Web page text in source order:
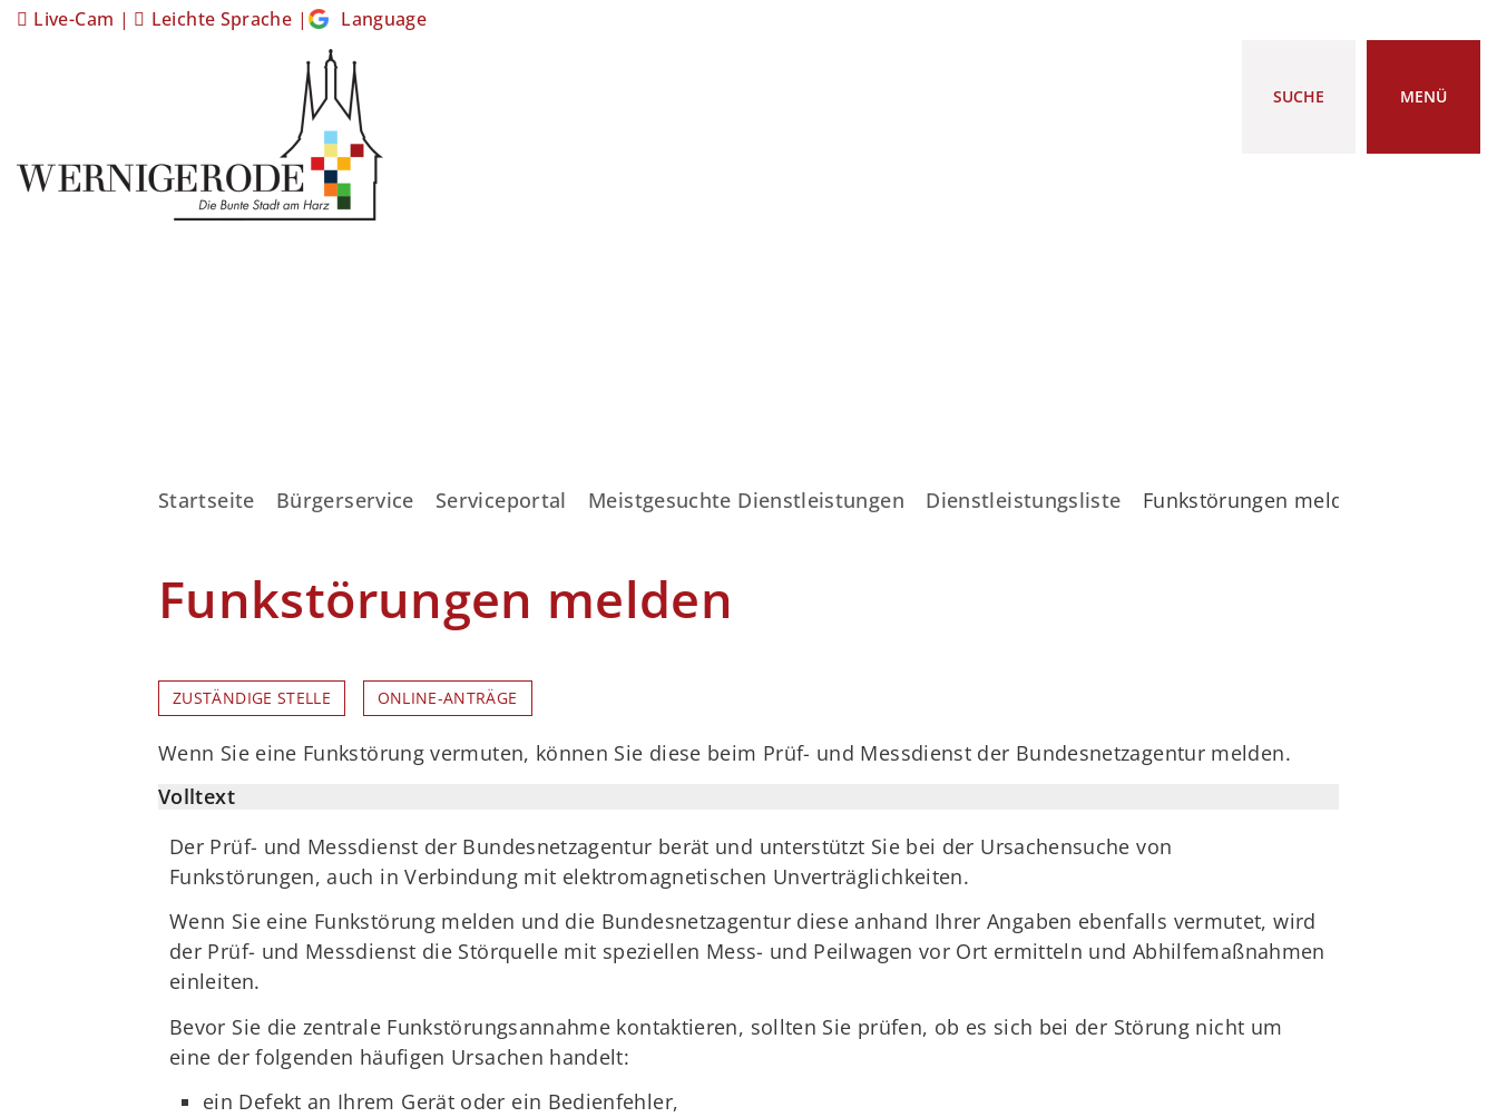
Live-Cam | Leichte Sprache | Language
SUCHE MENÜ
Startseite Bürgerservice Serviceportal Meistgesuchte Dienstleistungen Dienstleistungsliste Funkstörungen melden
Funkstörungen melden
ZUSTÄNDIGE STELLE ONLINE-ANTRÄGE
Wenn Sie eine Funkstörung vermuten, können Sie diese beim Prüf- und Messdienst der Bundesnetzagentur melden.
Volltext
Der Prüf- und Messdienst der Bundesnetzagentur berät und unterstützt Sie bei der Ursachensuche von
Funkstörungen, auch in Verbindung mit elektromagnetischen Unverträglichkeiten.
Wenn Sie eine Funkstörung melden und die Bundesnetzagentur diese anhand Ihrer Angaben ebenfalls vermutet, wird
der Prüf- und Messdienst die Störquelle mit speziellen Mess- und Peilwagen vor Ort ermitteln und Abhilfemaßnahmen
einleiten.
Bevor Sie die zentrale Funkstörungsannahme kontaktieren, sollten Sie prüfen, ob es sich bei der Störung nicht um
eine der folgenden häufigen Ursachen handelt:
ein Defekt an Ihrem Gerät oder ein Bedienfehler,